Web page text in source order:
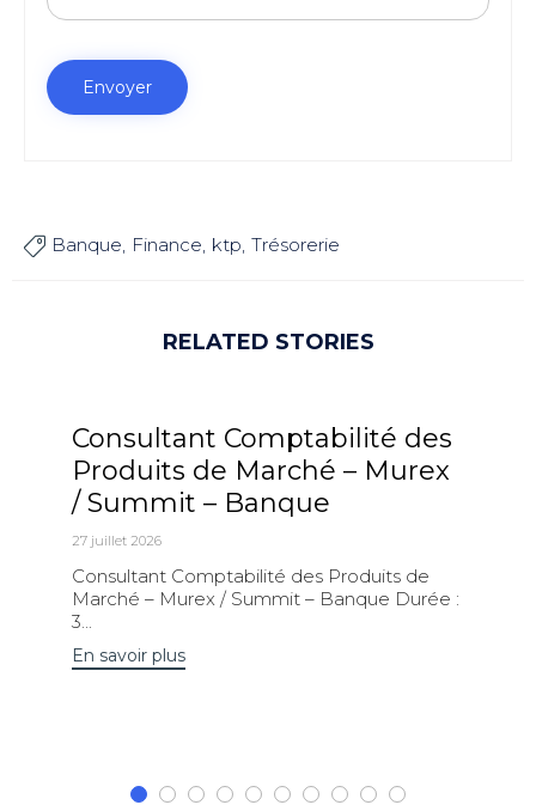
 Banque Finance ktp Trésorerie
RELATED STORIES
Consultant Comptabilité des
Produits de Marché – Murex
/ Summit – Banque
27 juillet 2026
Consultant Comptabilité des Produits de
Marché – Murex / Summit – Banque Durée :
3...
En savoir plus